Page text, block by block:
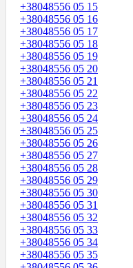
+38048556 05 15
+38048556 05 16
+38048556 05 17
+38048556 05 18
+38048556 05 19
+38048556 05 20
+38048556 05 21
+38048556 05 22
+38048556 05 23
+38048556 05 24
+38048556 05 25
+38048556 05 26
+38048556 05 27
+38048556 05 28
+38048556 05 29
+38048556 05 30
+38048556 05 31
+38048556 05 32
+38048556 05 33
+38048556 05 34
+38048556 05 35